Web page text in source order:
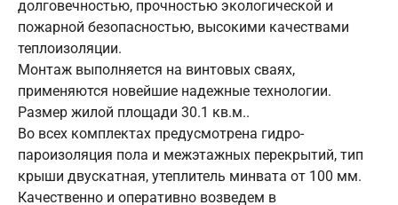
долговечностью, прочностью экологической и
пожарной безопасностью, высокими качествами
теплоизоляции.
Монтаж выполняется на винтовых сваях,
применяются новейшие надежные технологии.
Размер жилой площади 30.1 кв.м..
Во всех комплектах предусмотрена гидро-
пароизоляция пола и межэтажных перекрытий, тип
крыши двускатная, утеплитель минвата от 100 мм.
Качественно и оперативно возведем в